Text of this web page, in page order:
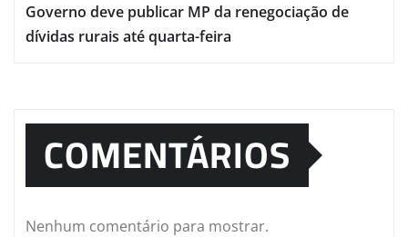
Governo deve publicar MP da renegociação de
dívidas rurais até quarta-feira
COMENTÁRIOS
Nenhum comentário para mostrar.